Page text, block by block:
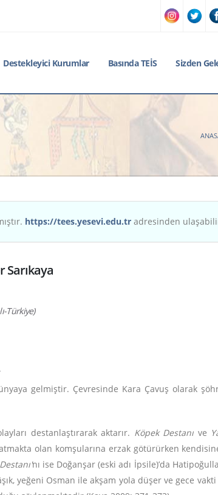
Destekleyici Kurumlar Basında TEİS Sizden
https://tees.yesevi.edu.tr adresinden
Sarıkaya
Türkiye)
gelmiştir. Çevresinde Kara Çavuş olarak
destanlaştırarak aktarır. Köpek Destanı ve
olan komşularına erzak götürürken
nı ise Doğanşar (eski adı İpsile)’da
yeğeni Osman ile akşam yola düşer ve gece vakti